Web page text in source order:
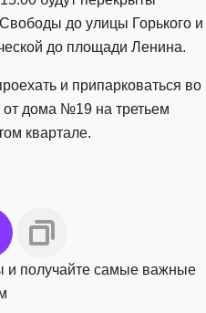
до улицы Горького и
до площади Ленина.
и припарковаться во
от дома №19 на третьем
квартале.
и получайте самые важные